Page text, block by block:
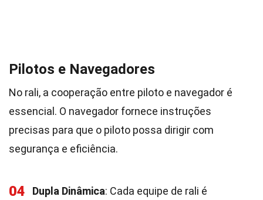
Pilotos e Navegadores
No rali, a cooperação entre piloto e navegador é
essencial. O navegador fornece instruções
precisas para que o piloto possa dirigir com
segurança e eficiência.
04 Dupla Dinâmica: Cada equipe de rali é